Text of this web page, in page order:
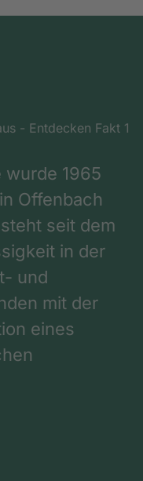
wurde 1965
Offenbach
seit dem
in der
und
mit der
eines